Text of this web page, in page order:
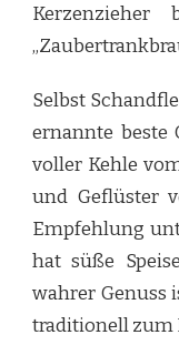
Selbst
ernannte beste
voller Kehle
und Geflüster
Empfehlung
hat süße
wahrer Genuss
traditionell zum